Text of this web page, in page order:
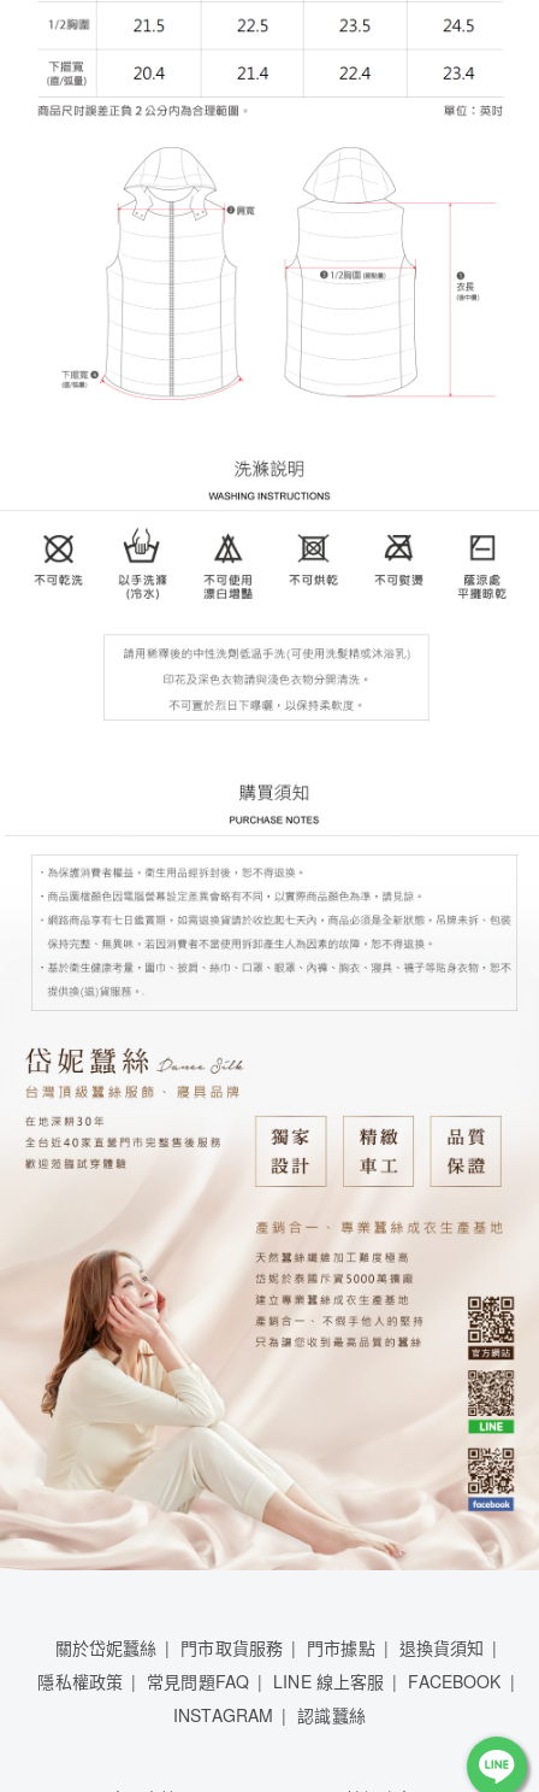
關於岱妮蠶絲 門市取貨服務 門市據點
退換貨須知
隱私權政策
常見問題FAQ LINE 線上客服
FACEBOOK
INSTAGRAM
認識蠶絲